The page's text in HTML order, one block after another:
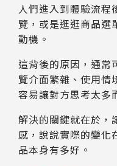
人們進入到體驗流程
覽，或是逛逛商品選
動機。
這背後的原因，通常
覽介面繁雜、使用情
容易讓對方思考太多
解決的關鍵就在於，
感，說說實際的變化
品本身有多好。